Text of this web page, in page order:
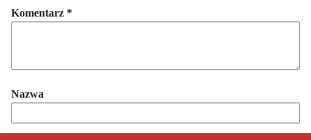
Komentarz *
Nazwa